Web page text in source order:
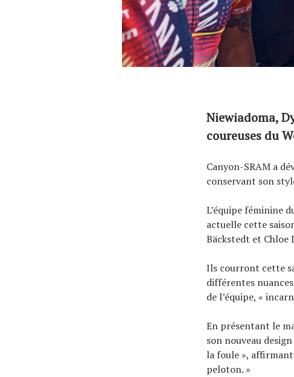
Niewiadoma,
coureuses du
Canyon-SRAM a
conservant son
L’équipe féminine
actuelle cette
Bäckstedt et Chloe
Ils courront cette
différentes
de l’équipe, «
En présentant le
son nouveau
la foule », affirmant
peloton. »